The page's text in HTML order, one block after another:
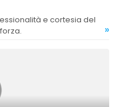
»